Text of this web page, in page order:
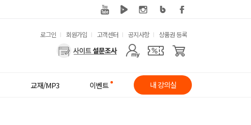
유
메
뉴
로그인 회원가입 고객센터 공지사항 상품권 등록
사
메
교재/MP3 이벤트 내 강의실